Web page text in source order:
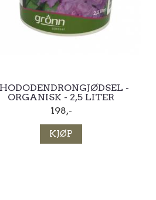
-
ORGANISK - 2,5 LITER
198,-
KJØP